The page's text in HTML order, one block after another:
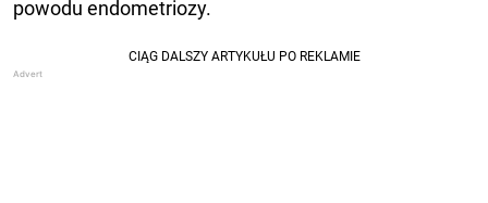
powodu endometriozy.